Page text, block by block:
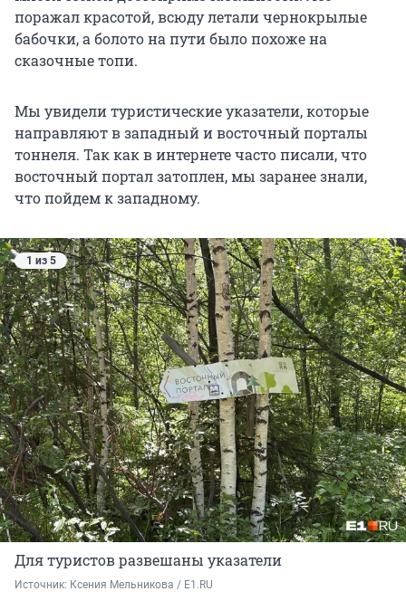
поражал красотой, всюду летали чернокрылые
бабочки, а болото на пути было похоже на
сказочные топи.
Мы увидели туристические указатели, которые
направляют в западный и восточный порталы
тоннеля. Так как в интернете часто писали, что
восточный портал затоплен, мы заранее знали,
что пойдем к западному.
1 из 5
Для туристов развешаны указатели
Источник: Ксения Мельникова / E1.RU